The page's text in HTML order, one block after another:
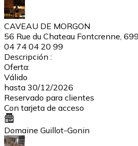
CAVEAU DE MORGON
56 Rue du Chateau Fontcrenne,
04 74 04 20 99
Descripción :
Oferta:
Válido
hasta 30/12/2026
Reservado para clientes
Con tarjeta de acceso
Domaine Guillot-Gonin